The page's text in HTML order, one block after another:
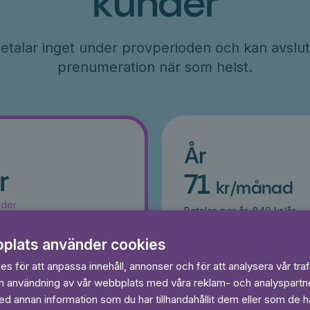
inget under provperioden och kan
prenumeration när som helst.
dagar gratis
År
71 kr/månad
Betalas per år, 849 kr/år
Prova 7
använder cookies
för att anpassa innehåll, annonser och för att analysera vår
användning av vår webbplats med våra reklam- och
annan information som du har tillhandahållit dem eller som de